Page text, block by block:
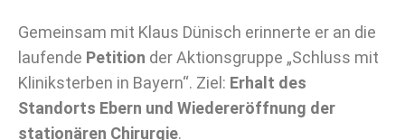
Gemeinsam mit Klaus Dünisch erinnerte er an die
laufende Petition der Aktionsgruppe „Schluss mit
Kliniksterben in Bayern“. Ziel: Erhalt des
Standorts Ebern und Wiedereröffnung der
stationären Chirurgie.